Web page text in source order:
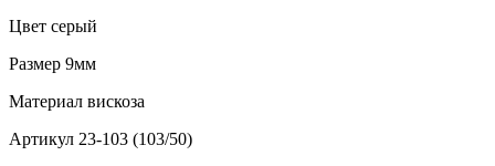
Цвет серый
Размер 9мм
Материал вискоза
Артикул 23-103 (103/50)